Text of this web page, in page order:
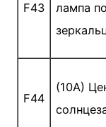
F43
лампа
F44
(10A)